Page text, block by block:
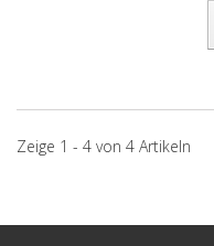
Zeige 1 - 4 von 4 Artikeln